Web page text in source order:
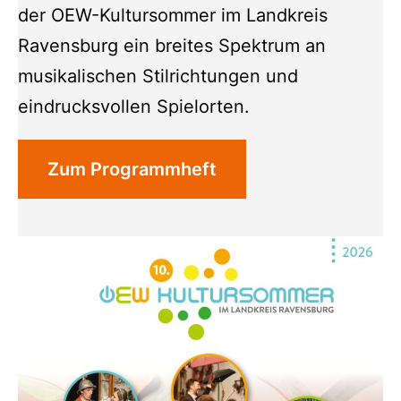
der OEW-Kultursommer im Landkreis
Ravensburg ein breites Spektrum an
musikalischen Stilrichtungen und
eindrucksvollen Spielorten.
Zum Programmheft